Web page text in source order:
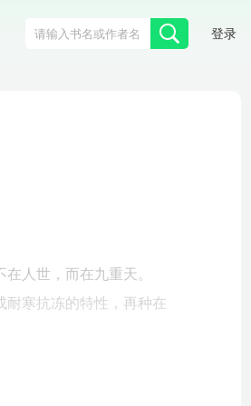
登录
人世，而在九重天。
耐寒抗冻的特性，再种在